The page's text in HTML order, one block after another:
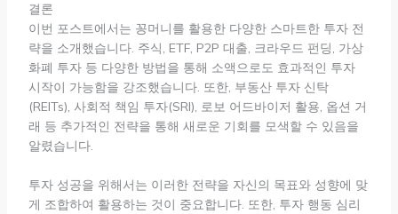
결론
이번 포스트에서는 꽁머니를 활용한 다양한 스마트한 투자 전
략을 소개했습니다. 주식, ETF, P2P 대출, 크라우드 펀딩, 가상
화폐 투자 등 다양한 방법을 통해 소액으로도 효과적인 투자
시작이 가능함을 강조했습니다. 또한, 부동산 투자 신탁
(REITs), 사회적 책임 투자(SRI), 로보 어드바이저 활용, 옵션 거
래 등 추가적인 전략을 통해 새로운 기회를 모색할 수 있음을
알렸습니다.
투자 성공을 위해서는 이러한 전략을 자신의 목표와 성향에 맞
게 조합하여 활용하는 것이 중요합니다. 또한, 투자 행동 심리